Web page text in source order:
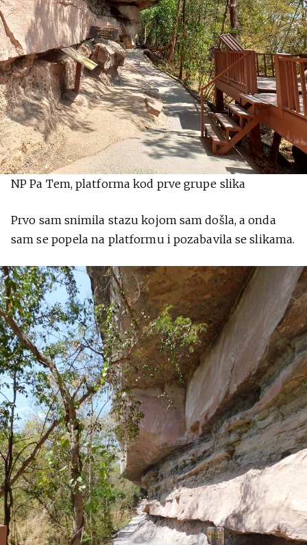
NP Pa Tem, platforma kod prve grupe slika
Prvo sam snimila stazu kojom sam došla, a onda
sam se popela na platformu i pozabavila se slikama.